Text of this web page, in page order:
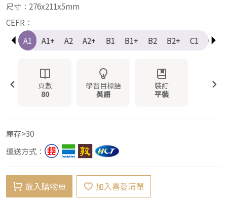
尺寸：276x211x5mm
CEFR：
A1
A1 A1+ A2 A2+ B1 B1+ B2 B2+ C1 C1+
頁數
80
學習目標語
英語
裝訂
平裝
庫存>30
運送方式：
放入購物車 加入喜愛清單